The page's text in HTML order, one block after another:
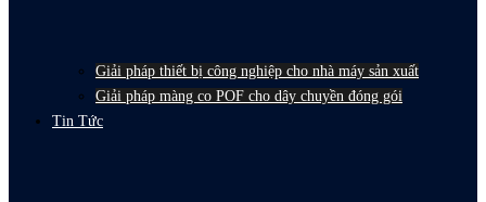
Giải pháp thiết bị công nghiệp cho nhà máy sản xuất
Giải pháp màng co POF cho dây chuyền đóng gói
Tin Tức